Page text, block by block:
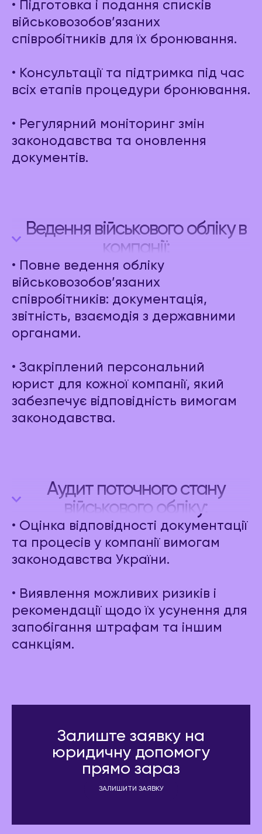
• Підготовка і подання списків
військовозобов’язаних
співробітників для їх бронювання.
• Консультації та підтримка під час
всіх етапів процедури бронювання.
• Регулярний моніторинг змін
законодавства та оновлення
документів.
Ведення військового обліку в
компанії:
• Повне ведення обліку
військовозобов’язаних
співробітників: документація,
звітність, взаємодія з державними
органами.
• Закріплений персональний
юрист для кожної компанії, який
забезпечує відповідність вимогам
законодавства.
Аудит поточного стану
військового обліку:
• Оцінка відповідності документації
та процесів у компанії вимогам
законодавства України.
• Виявлення можливих ризиків і
рекомендації щодо їх усунення для
запобігання штрафам та іншим
санкціям.
Залиште заявку на
юридичну допомогу
прямо зараз
ЗАЛИШИТИ ЗАЯВКУ